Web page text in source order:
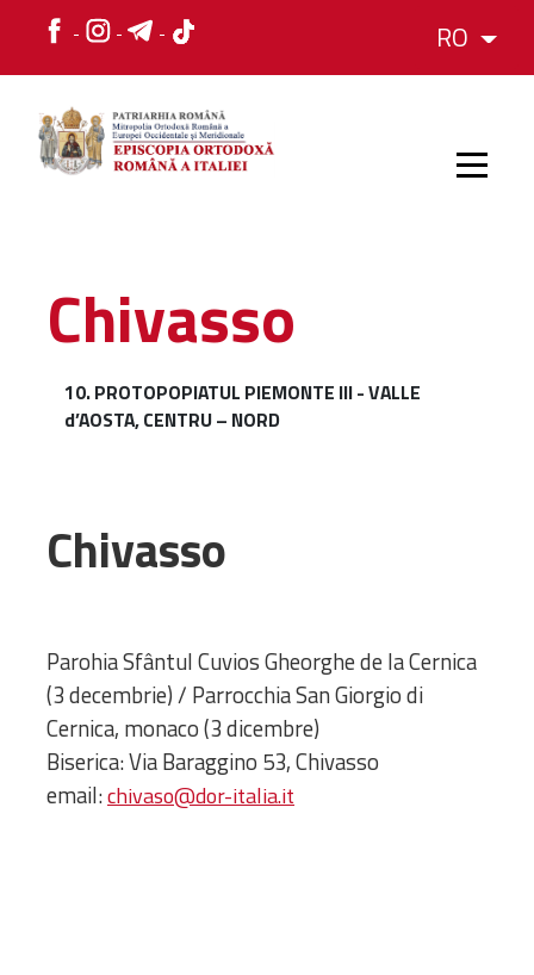
RO
ISTORIC
IERARH
biserici și
monumente
Diaconii
Centre și
Asociații
Cimitire
Chivasso
10. PROTOPOPIATUL PIEMONTE III - VALLE
d’AOSTA, CENTRU – NORD
Chivasso
Parohia Sfântul Cuvios Gheorghe de la Cernica
(3 decembrie) / Parrocchia San Giorgio di
Cernica, monaco (3 dicembre)
Biserica: Via Baraggino 53, Chivasso
email:chivaso@dor-italia.it